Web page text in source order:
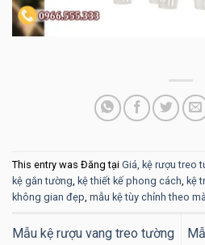
This entry was Đăng tại Giá, kệ rượu treo
kệ gắn tường, kệ thiết kế phong cách, kệ
không gian đẹp, mẫu kệ tùy chỉnh theo
Mẫu kệ rượu vang treo tường